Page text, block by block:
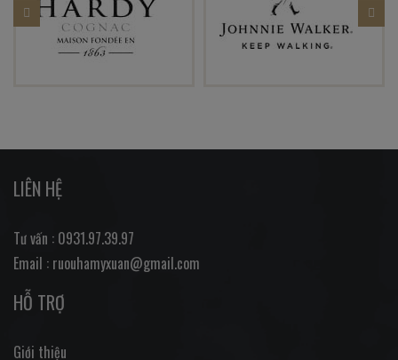
LIÊN HỆ
Tư vấn : 0931.97.39.97
Email : ruouhamyxuan@gmail.com
HỖ TRỢ
Giới thiệu